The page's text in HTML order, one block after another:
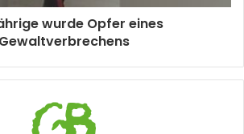
wurde Opfer eines
Gewaltverbrechens